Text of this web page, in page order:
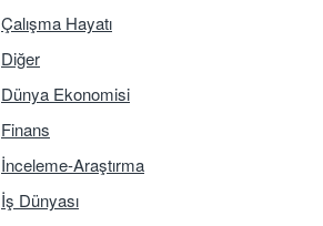
Çalışma Hayatı
Diğer
Dünya Ekonomisi
Finans
İnceleme-Araştırma
İş Dünyası